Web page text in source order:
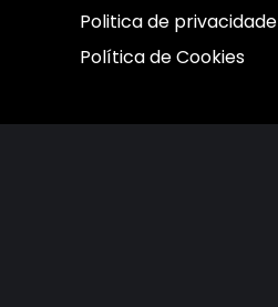
Politica de privacidade
Política de Cookies